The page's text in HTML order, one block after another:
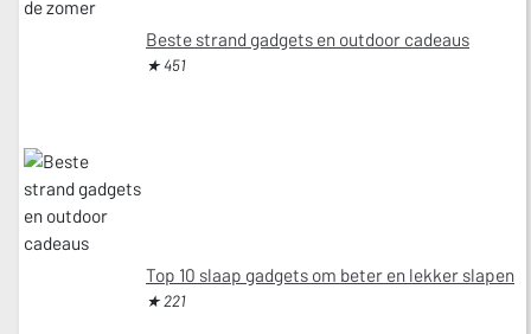
Beste strand gadgets en outdoor cadeaus
★ 451
Top 10 slaap gadgets om beter en lekker slapen
★ 221